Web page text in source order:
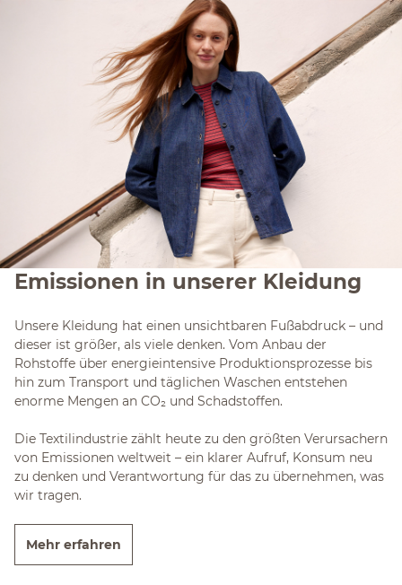
Emissionen in unserer Kleidung
Unsere Kleidung hat einen unsichtbaren Fußabdruck – und
dieser ist größer, als viele denken. Vom Anbau der
Rohstoffe über energieintensive Produktionsprozesse bis
hin zum Transport und täglichen Waschen entstehen
enorme Mengen an CO₂ und Schadstoffen.
Die Textilindustrie zählt heute zu den größten Verursachern
von Emissionen weltweit – ein klarer Aufruf, Konsum neu
zu denken und Verantwortung für das zu übernehmen, was
wir tragen.
Mehr erfahren